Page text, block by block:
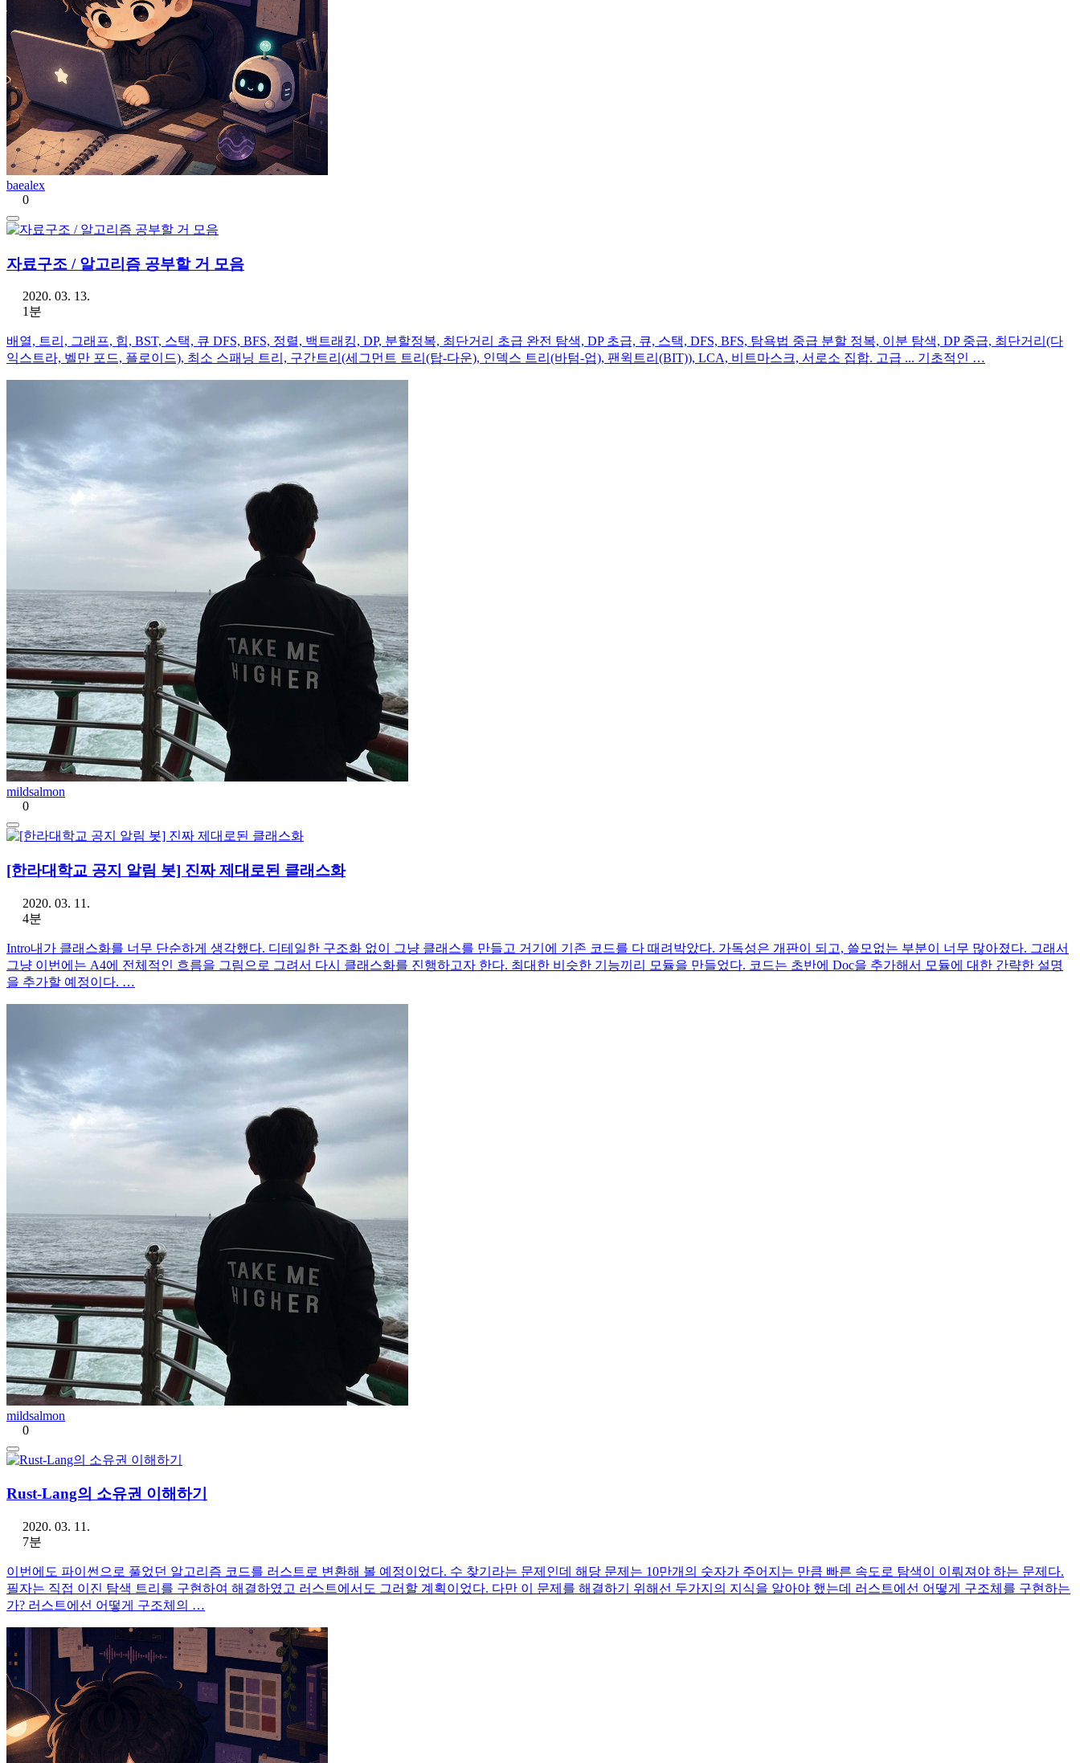
baealex
0
자료구조 / 알고리즘 공부할 거 모음
2020. 03. 13.
1분
배열, 트리, 그래프, 힙, BST, 스택, 큐 DFS, BFS, 정렬, 백트래킹, DP, 분할정복, 최단거리 초급 완전 탐색, DP 초급, 큐, 스택, DFS, BFS, 탐욕법 중급 분할 정복, 이분 탐색, DP 중급, 최단거리(다
익스트라, 벨만 포드, 플로이드), 최소 스패닝 트리, 구간트리(세그먼트 트리(탑-다운), 인덱스 트리(바텀-업), 팬윅트리(BIT)), LCA, 비트마스크, 서로소 집합. 고급 ... 기초적인 …
mildsalmon
0
[한라대학교 공지 알림 봇] 진짜 제대로된 클래스화
2020. 03. 11.
4분
Intro내가 클래스화를 너무 단순하게 생각했다. 디테일한 구조화 없이 그냥 클래스를 만들고 거기에 기존 코드를 다 때려박았다. 가독성은 개판이 되고, 쓸모없는 부분이 너무 많아졌다. 그래서
그냥 이번에는 A4에 전체적인 흐름을 그림으로 그려서 다시 클래스화를 진행하고자 한다. 최대한 비슷한 기능끼리 모듈을 만들었다. 코드는 초반에 Doc을 추가해서 모듈에 대한 간략한 설명
을 추가할 예정이다. …
mildsalmon
0
Rust-Lang의 소유권 이해하기
2020. 03. 11.
7분
이번에도 파이썬으로 풀었던 알고리즘 코드를 러스트로 변환해 볼 예정이었다. 수 찾기라는 문제인데 해당 문제는 10만개의 숫자가 주어지는 만큼 빠른 속도로 탐색이 이뤄져야 하는 문제다.
필자는 직접 이진 탐색 트리를 구현하여 해결하였고 러스트에서도 그러할 계획이었다. 다만 이 문제를 해결하기 위해선 두가지의 지식을 알아야 했는데 러스트에선 어떻게 구조체를 구현하는
가? 러스트에선 어떻게 구조체의 …